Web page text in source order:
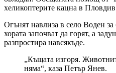
хеликоптерите кацна в
Огънят навлиза в село Воден
хората започват да горят, а
разпростира навсякъде.
„Къщата изгоря.
няма“, каза Петър Янев.